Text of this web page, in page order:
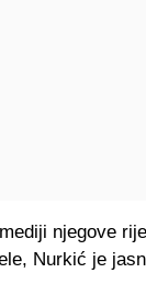
njegove
Nurkić je